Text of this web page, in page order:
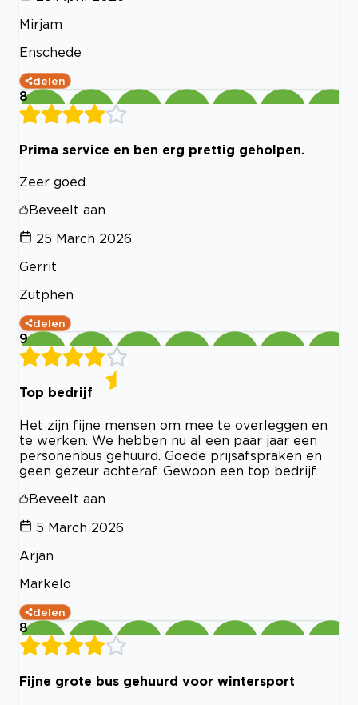
Mirjam
Enschede
delen
8
Prima service en ben erg prettig geholpen.
Zeer goed.
Beveelt aan
25 March 2026
Gerrit
Zutphen
delen
9
Top bedrijf
Het zijn fijne mensen om mee te overleggen en
te werken. We hebben nu al een paar jaar een
personenbus gehuurd. Goede prijsafspraken en
geen gezeur achteraf. Gewoon een top bedrijf.
Beveelt aan
5 March 2026
Arjan
Markelo
delen
8
Fijne grote bus gehuurd voor wintersport